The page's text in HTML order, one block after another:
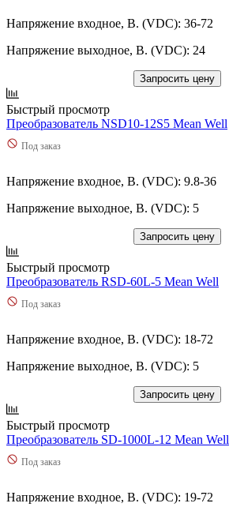
Напряжение входное, В. (VDC): 36-72
Напряжение выходное, В. (VDC): 24
Запросить цену
Быстрый просмотр
Преобразователь NSD10-12S5 Mean Well
Под заказ
Напряжение входное, В. (VDC): 9.8-36
Напряжение выходное, В. (VDC): 5
Запросить цену
Быстрый просмотр
Преобразователь RSD-60L-5 Mean Well
Под заказ
Напряжение входное, В. (VDC): 18-72
Напряжение выходное, В. (VDC): 5
Запросить цену
Быстрый просмотр
Преобразователь SD-1000L-12 Mean Well
Под заказ
Напряжение входное, В. (VDC): 19-72